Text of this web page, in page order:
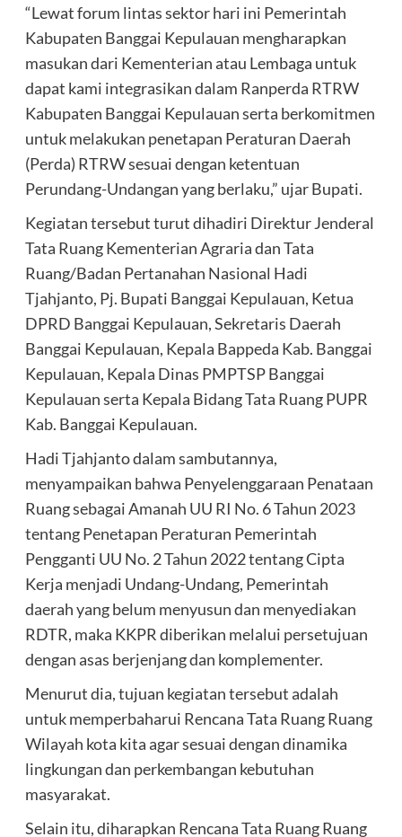
“Lewat forum lintas sektor hari ini Pemerintah
Kabupaten Banggai Kepulauan mengharapkan
masukan dari Kementerian atau Lembaga untuk
dapat kami integrasikan dalam Ranperda RTRW
Kabupaten Banggai Kepulauan serta berkomitmen
untuk melakukan penetapan Peraturan Daerah
(Perda) RTRW sesuai dengan ketentuan
Perundang-Undangan yang berlaku,” ujar Bupati.
Kegiatan tersebut turut dihadiri Direktur Jenderal
Tata Ruang Kementerian Agraria dan Tata
Ruang/Badan Pertanahan Nasional Hadi
Tjahjanto, Pj. Bupati Banggai Kepulauan, Ketua
DPRD Banggai Kepulauan, Sekretaris Daerah
Banggai Kepulauan, Kepala Bappeda Kab. Banggai
Kepulauan, Kepala Dinas PMPTSP Banggai
Kepulauan serta Kepala Bidang Tata Ruang PUPR
Kab. Banggai Kepulauan.
Hadi Tjahjanto dalam sambutannya,
menyampaikan bahwa Penyelenggaraan Penataan
Ruang sebagai Amanah UU RI No. 6 Tahun 2023
tentang Penetapan Peraturan Pemerintah
Pengganti UU No. 2 Tahun 2022 tentang Cipta
Kerja menjadi Undang-Undang, Pemerintah
daerah yang belum menyusun dan menyediakan
RDTR, maka KKPR diberikan melalui persetujuan
dengan asas berjenjang dan komplementer.
Menurut dia, tujuan kegiatan tersebut adalah
untuk memperbaharui Rencana Tata Ruang Ruang
Wilayah kota kita agar sesuai dengan dinamika
lingkungan dan perkembangan kebutuhan
masyarakat.
Selain itu, diharapkan Rencana Tata Ruang Ruang